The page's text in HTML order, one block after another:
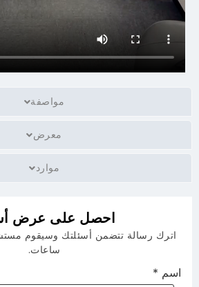
مواصفة
معرض
احصل على عرض أسعار
ساعات.